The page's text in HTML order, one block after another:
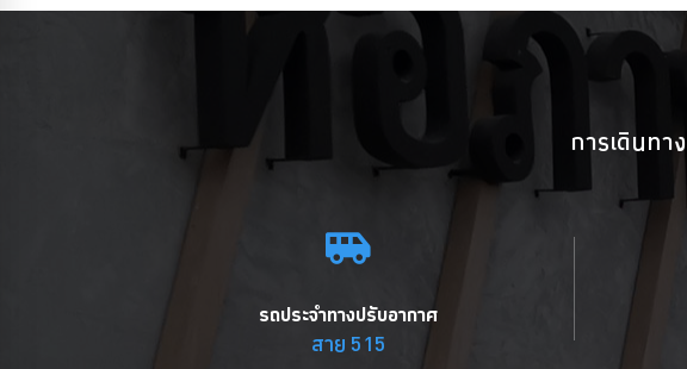
การเดินท
รถประจำทางปรับอากาศ
สาย 515